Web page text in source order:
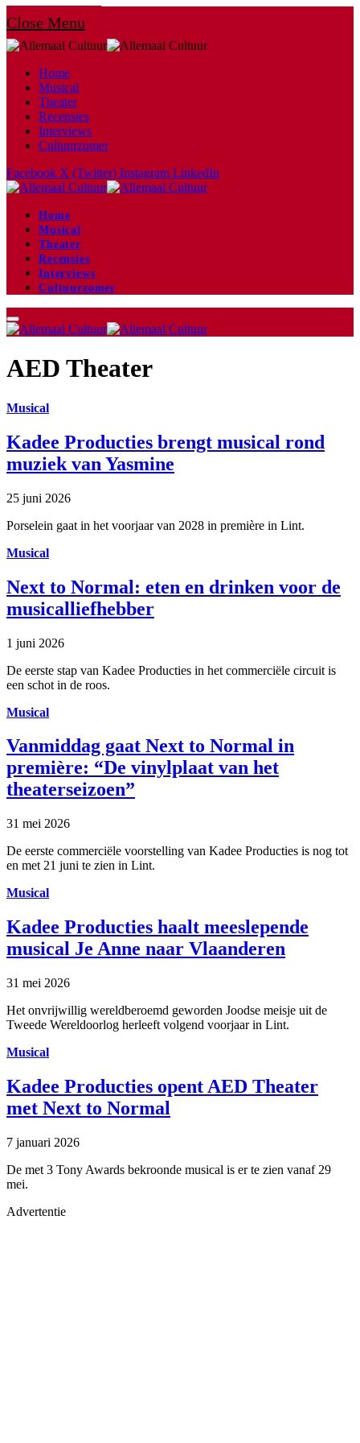
Close Menu
Home
Musical
Theater
Recensies
Interviews
Cultuurzomer
Facebook X (Twitter) Instagram LinkedIn
Home
Musical
Theater
Recensies
Interviews
Cultuurzomer
AED Theater
Musical
Kadee Producties brengt musical rond
muziek van Yasmine
25 juni 2026
Porselein gaat in het voorjaar van 2028 in première in Lint.
Musical
Next to Normal: eten en drinken voor de
musicalliefhebber
1 juni 2026
De eerste stap van Kadee Producties in het commerciële circuit is
een schot in de roos.
Musical
Vanmiddag gaat Next to Normal in
première: “De vinylplaat van het
theaterseizoen”
31 mei 2026
De eerste commerciële voorstelling van Kadee Producties is nog tot
en met 21 juni te zien in Lint.
Musical
Kadee Producties haalt meeslepende
musical Je Anne naar Vlaanderen
31 mei 2026
Het onvrijwillig wereldberoemd geworden Joodse meisje uit de
Tweede Wereldoorlog herleeft volgend voorjaar in Lint.
Musical
Kadee Producties opent AED Theater
met Next to Normal
7 januari 2026
De met 3 Tony Awards bekroonde musical is er te zien vanaf 29
mei.
Advertentie